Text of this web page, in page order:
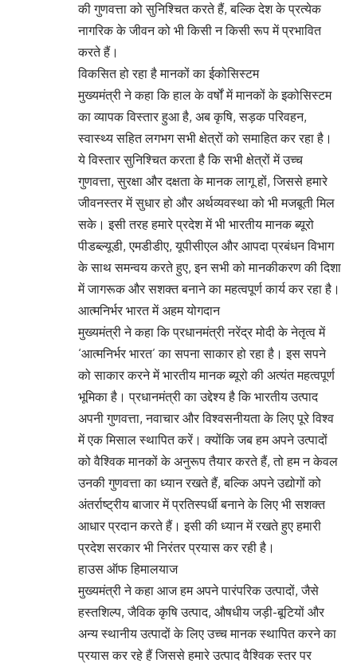
की गुणवत्ता को सुनिश्चित करते हैं, बल्कि देश के प्रत्येक
नागरिक के जीवन को भी किसी न किसी रूप में प्रभावित
करते हैं।
विकसित हो रहा है मानकों का ईकोसिस्टम
मुख्यमंत्री ने कहा कि हाल के वर्षों में मानकों के इकोसिस्टम
का व्यापक विस्तार हुआ है, अब कृषि, सड़क परिवहन,
स्वास्थ्य सहित लगभग सभी क्षेत्रों को समाहित कर रहा है।
ये विस्तार सुनिश्चित करता है कि सभी क्षेत्रों में उच्च
गुणवत्ता, सुरक्षा और दक्षता के मानक लागू हों, जिससे हमारे
जीवनस्तर में सुधार हो और अर्थव्यवस्था को भी मजबूती मिल
सके। इसी तरह हमारे प्रदेश में भी भारतीय मानक ब्यूरो
पीडब्ल्यूडी, एमडीडीए, यूपीसीएल और आपदा प्रबंधन विभाग
के साथ समन्वय करते हुए, इन सभी को मानकीकरण की दिशा
में जागरूक और सशक्त बनाने का महत्वपूर्ण कार्य कर रहा है।
आत्मनिर्भर भारत में अहम योगदान
मुख्यमंत्री ने कहा कि प्रधानमंत्री नरेंद्र मोदी के नेतृत्व में
‘आत्मनिर्भर भारत’ का सपना साकार हो रहा है। इस सपने
को साकार करने में भारतीय मानक ब्यूरो की अत्यंत महत्वपूर्ण
भूमिका है। प्रधानमंत्री का उद्देश्य है कि भारतीय उत्पाद
अपनी गुणवत्ता, नवाचार और विश्वसनीयता के लिए पूरे विश्व
में एक मिसाल स्थापित करें। क्योंकि जब हम अपने उत्पादों
को वैश्विक मानकों के अनुरूप तैयार करते हैं, तो हम न केवल
उनकी गुणवत्ता का ध्यान रखते हैं, बल्कि अपने उद्योगों को
अंतर्राष्ट्रीय बाजार में प्रतिस्पर्धी बनाने के लिए भी सशक्त
आधार प्रदान करते हैं। इसी की ध्यान में रखते हुए हमारी
प्रदेश सरकार भी निरंतर प्रयास कर रही है।
हाउस ऑफ हिमालयाज
मुख्यमंत्री ने कहा आज हम अपने पारंपरिक उत्पादों, जैसे
हस्तशिल्प, जैविक कृषि उत्पाद, औषधीय जड़ी-बूटियों और
अन्य स्थानीय उत्पादों के लिए उच्च मानक स्थापित करने का
प्रयास कर रहे हैं जिससे हमारे उत्पाद वैश्विक स्तर पर